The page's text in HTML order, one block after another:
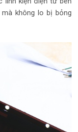
không lo bị bỏng